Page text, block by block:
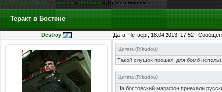
Форум CoDHacks.Ru » Курилка » Обо всем » Теракт в Бостоне
Теракт в Бостоне
Destroy Дата: Четверг, 18.04.2013, 17:52 |
Цитата ( Rikudou)
Такой слушок прошел, для бомб
Цитата ( Rikudou)
На бостовский марафон приехали